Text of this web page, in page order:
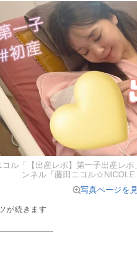
コル「【出産レポ】第一子出産レ
ンネル「藤田ニコル☆NICOLE
写真ページを
が続きます